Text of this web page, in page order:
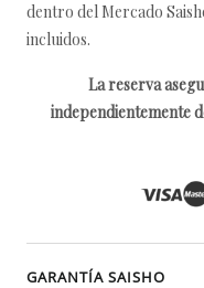
dentro del Mercado
incluidos.
La reserva
independientemente
GARANTÍA SAISHO